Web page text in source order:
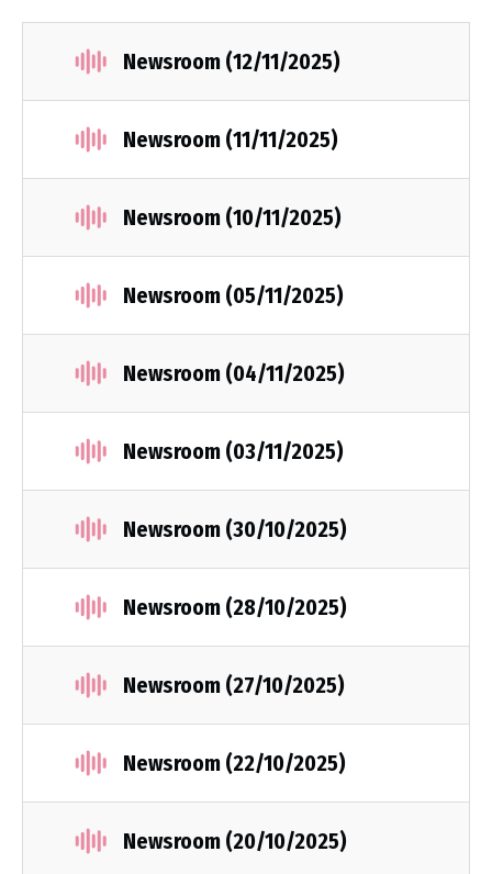
Newsroom (12/11/2025)
Newsroom (11/11/2025)
Newsroom (10/11/2025)
Newsroom (05/11/2025)
Newsroom (04/11/2025)
Newsroom (03/11/2025)
Newsroom (30/10/2025)
Newsroom (28/10/2025)
Newsroom (27/10/2025)
Newsroom (22/10/2025)
Newsroom (20/10/2025)